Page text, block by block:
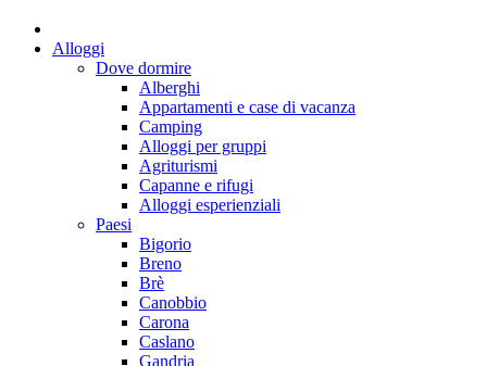
Alloggi
Dove dormire
Alberghi
Appartamenti e case di vacanza
Camping
Alloggi per gruppi
Agriturismi
Capanne e rifugi
Alloggi esperienziali
Paesi
Bigorio
Breno
Brè
Canobbio
Carona
Caslano
Gandria